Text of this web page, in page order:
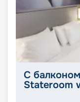
С
Stateroom